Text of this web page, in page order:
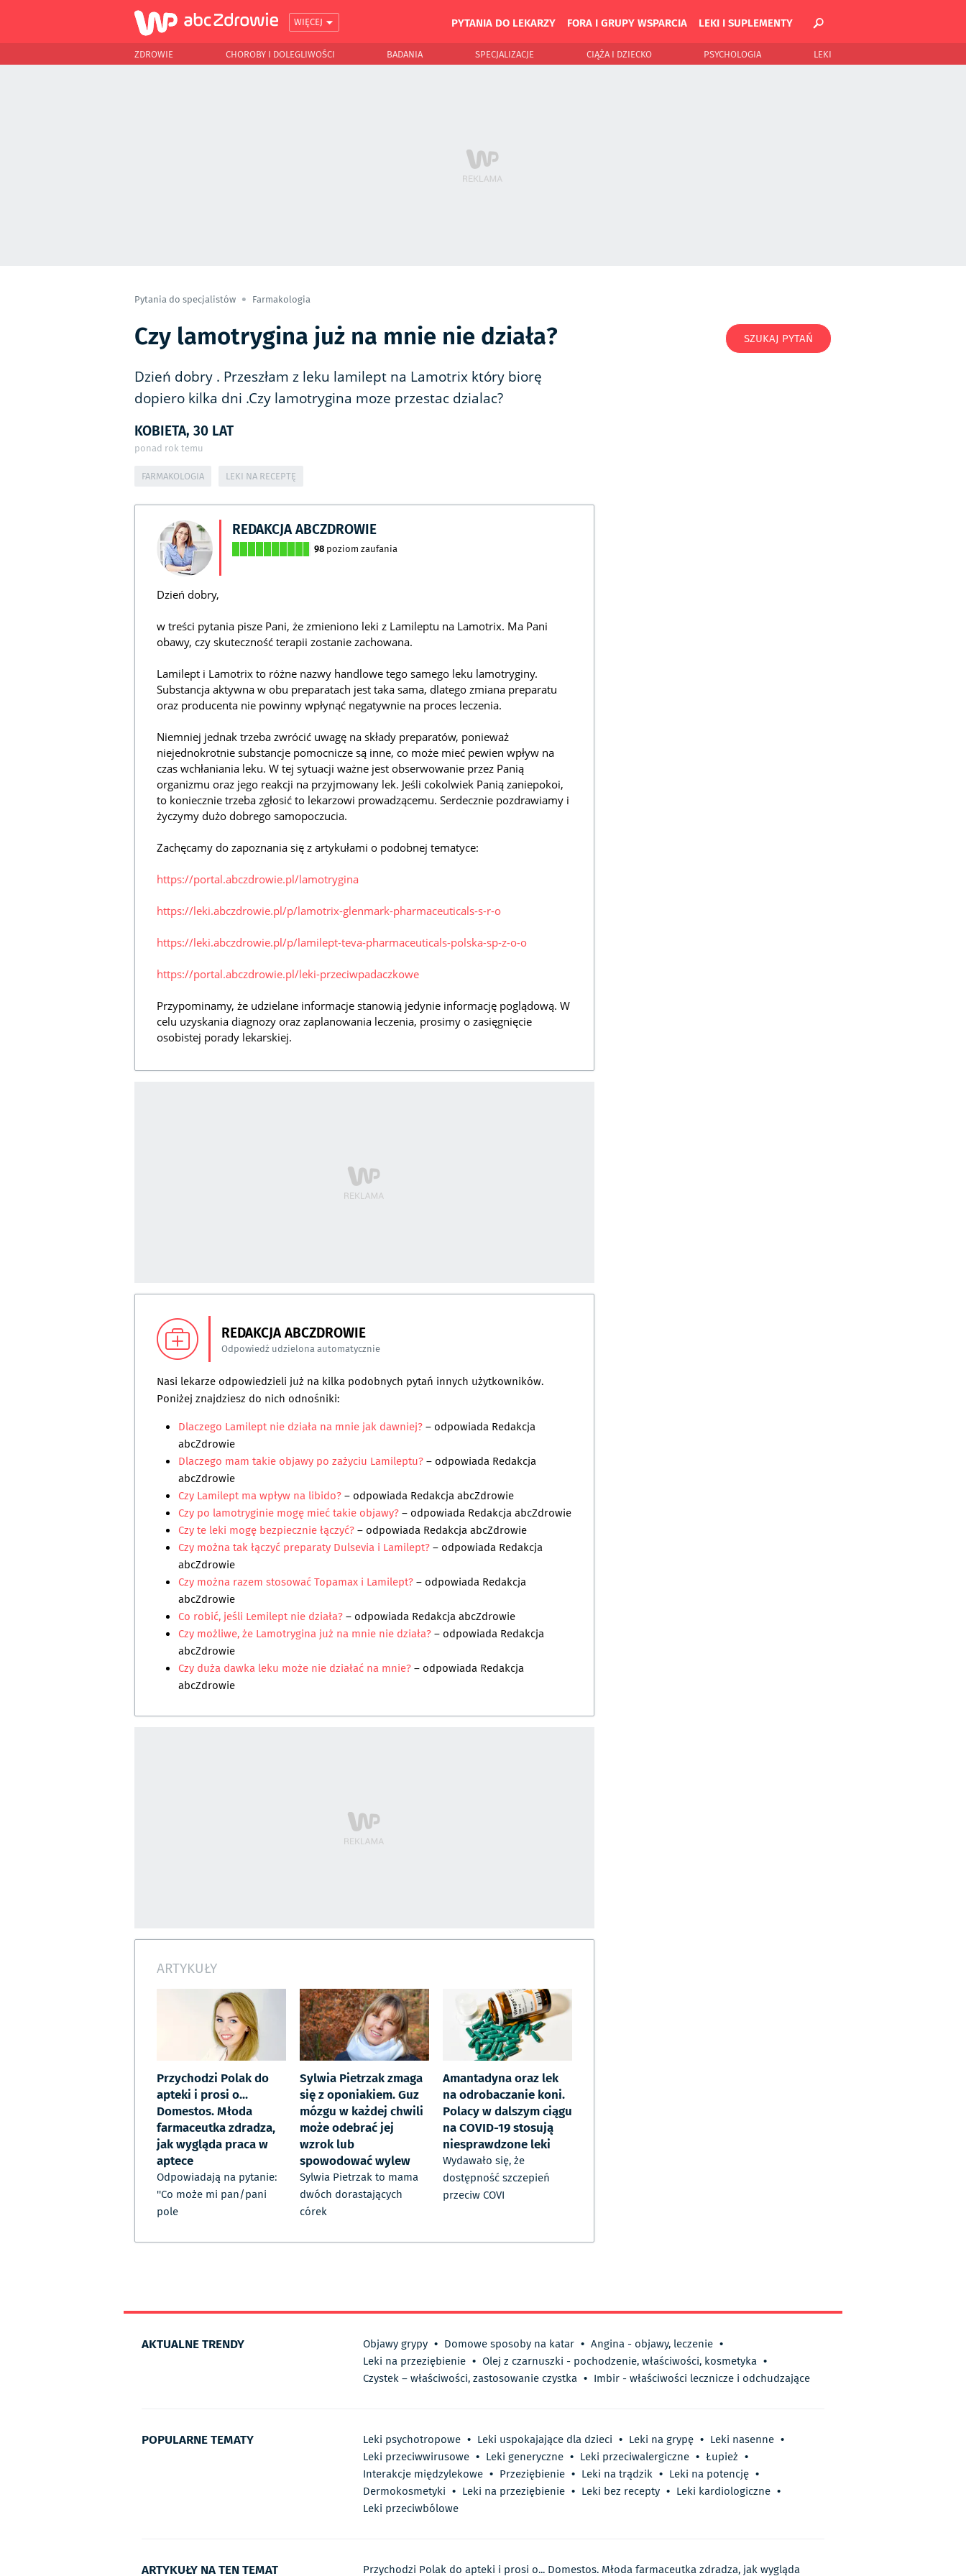
WIĘCEJ PYTANIA DO LEKARZY FORA I GRUPY WSPARCIA LEKI I SUPLEMENTY
ZDROWIE CHOROBY I DOLEGLIWOŚCI BADANIA SPECJALIZACJE CIĄŻA I DZIECKO PSYCHOLOGIA LEKI
Pytania do specjalistów Farmakologia
Czy lamotrygina już na mnie nie działa?
Dzień dobry . Przeszłam z leku lamilept na Lamotrix który biorę
dopiero kilka dni .Czy lamotrygina moze przestac dzialac?
KOBIETA, 30 LAT
ponad rok temu
FARMAKOLOGIA LEKI NA RECEPTĘ
REDAKCJA ABCZDROWIE
98 poziom zaufania
Dzień dobry,
w treści pytania pisze Pani, że zmieniono leki z Lamileptu na Lamotrix. Ma Pani
obawy, czy skuteczność terapii zostanie zachowana.
Lamilept i Lamotrix to różne nazwy handlowe tego samego leku lamotryginy.
Substancja aktywna w obu preparatach jest taka sama, dlatego zmiana preparatu
oraz producenta nie powinny wpłynąć negatywnie na proces leczenia.
Niemniej jednak trzeba zwrócić uwagę na składy preparatów, ponieważ
niejednokrotnie substancje pomocnicze są inne, co może mieć pewien wpływ na
czas wchłaniania leku. W tej sytuacji ważne jest obserwowanie przez Panią
organizmu oraz jego reakcji na przyjmowany lek. Jeśli cokolwiek Panią zaniepokoi,
to koniecznie trzeba zgłosić to lekarzowi prowadzącemu. Serdecznie pozdrawiamy i
życzymy dużo dobrego samopoczucia.
Zachęcamy do zapoznania się z artykułami o podobnej tematyce:
https://portal.abczdrowie.pl/lamotrygina
https://leki.abczdrowie.pl/p/lamotrix-glenmark-pharmaceuticals-s-r-o
https://leki.abczdrowie.pl/p/lamilept-teva-pharmaceuticals-polska-sp-z-o-o
https://portal.abczdrowie.pl/leki-przeciwpadaczkowe
Przypominamy, że udzielane informacje stanowią jedynie informację poglądową. W
celu uzyskania diagnozy oraz zaplanowania leczenia, prosimy o zasięgnięcie
osobistej porady lekarskiej.
REDAKCJA ABCZDROWIE
Odpowiedź udzielona automatycznie
Nasi lekarze odpowiedzieli już na kilka podobnych pytań innych użytkowników.
Poniżej znajdziesz do nich odnośniki:
Dlaczego Lamilept nie działa na mnie jak dawniej?– odpowiada Redakcja
abcZdrowie
Dlaczego mam takie objawy po zażyciu Lamileptu?– odpowiada Redakcja
abcZdrowie
Czy Lamilept ma wpływ na libido?– odpowiada Redakcja abcZdrowie
Czy po lamotryginie mogę mieć takie objawy?– odpowiada Redakcja abcZdrowie
Czy te leki mogę bezpiecznie łączyć?– odpowiada Redakcja abcZdrowie
Czy można tak łączyć preparaty Dulsevia i Lamilept?– odpowiada Redakcja
abcZdrowie
Czy można razem stosować Topamax i Lamilept?– odpowiada Redakcja
abcZdrowie
Co robić, jeśli Lemilept nie działa?– odpowiada Redakcja abcZdrowie
Czy możliwe, że Lamotrygina już na mnie nie działa?– odpowiada Redakcja
abcZdrowie
Czy duża dawka leku może nie działać na mnie?– odpowiada Redakcja
abcZdrowie
ARTYKUŁY
Przychodzi Polak do
apteki i prosi o...
Domestos. Młoda
farmaceutka zdradza,
jak wygląda praca w
aptece
Odpowiadają na pytanie:
''Co może mi pan/pani
pole
Sylwia Pietrzak zmaga
się z oponiakiem. Guz
mózgu w każdej chwili
może odebrać jej
wzrok lub
spowodować wylew
Sylwia Pietrzak to mama
dwóch dorastających
córek
Amantadyna oraz lek
na odrobaczanie koni.
Polacy w dalszym ciągu
na COVID-19 stosują
niesprawdzone leki
Wydawało się, że
dostępność szczepień
przeciw COVI
SZUKAJ PYTAŃ
AKTUALNE TRENDY Objawy grypy • Domowe sposoby na katar • Angina - objawy, leczenie •
Leki na przeziębienie • Olej z czarnuszki - pochodzenie, właściwości, kosmetyka •
Czystek – właściwości, zastosowanie czystka • Imbir - właściwości lecznicze i odchudzające
POPULARNE TEMATY Leki psychotropowe • Leki uspokajające dla dzieci • Leki na grypę • Leki nasenne •
Leki przeciwwirusowe • Leki generyczne • Leki przeciwalergiczne • Łupież •
Interakcje międzylekowe • Przeziębienie • Leki na trądzik • Leki na potencję •
Dermokosmetyki • Leki na przeziębienie • Leki bez recepty • Leki kardiologiczne •
Leki przeciwbólowe
ARTYKUŁY NA TEN TEMAT Przychodzi Polak do apteki i prosi o... Domestos. Młoda farmaceutka zdradza, jak wygląda